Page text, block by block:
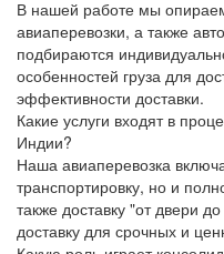
В нашей работе мы
авиаперевозки, а также
подбираются
особенностей груза для
эффективности доставки.
Какие услуги входят в
Индии?
Наша авиаперевозка
транспортировку, но и
также доставку "от двери
доставку для срочных и